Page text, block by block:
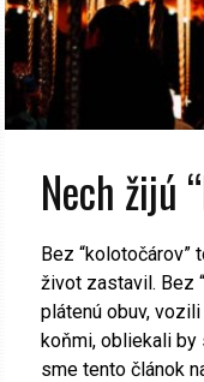
Nech žijú
Bez “kolotočárov”
život zastavil. Bez
plátenú obuv,
koňmi, obliekali by
sme tento článok